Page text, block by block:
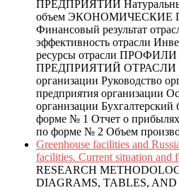
ПРЕДПРИЯТИЙ
объем ЭКОНОМИЧЕСКИЕ
Финансовый результат
эффективность отрасли
ресурсы отрасли
ПРЕДПРИЯТИЙ ОТРАСЛИ
организации Руководство
предприятия организации
организации Бухгалтерский
форме № 1 Отчет о
по форме № 2 Объем
Greenhouse facilities and
facilities. Current situation and
RESEARCH
DIAGRAMS, TABLES, AND